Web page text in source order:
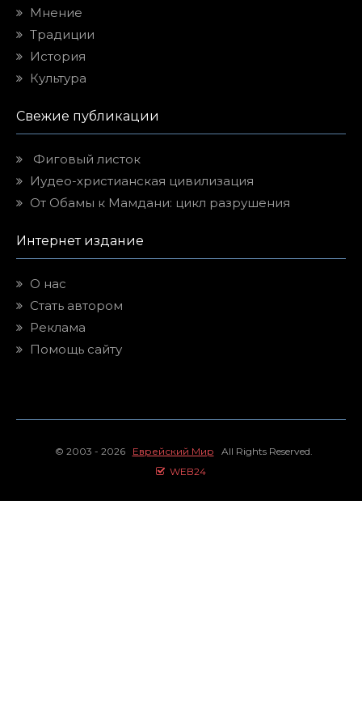
Мнение
Традиции
История
Культура
Свежие публикации
Фиговый листок
Иудео-христианская цивилизация
От Обамы к Мамдани: цикл разрушения
Интернет издание
О нас
Стать автором
Реклама
Помощь сайту
© 2003 - 2026 Еврейский Мир All Rights Reserved.
WEB24